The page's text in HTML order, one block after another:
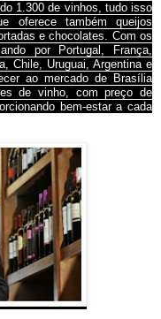
1.300 de vinhos, tudo isso
oferece também queijos
e chocolates. Com os
por Portugal, França,
Chile, Uruguai, Argentina e
ao mercado de Brasília
de vinho, com preço de
bem-estar a cada